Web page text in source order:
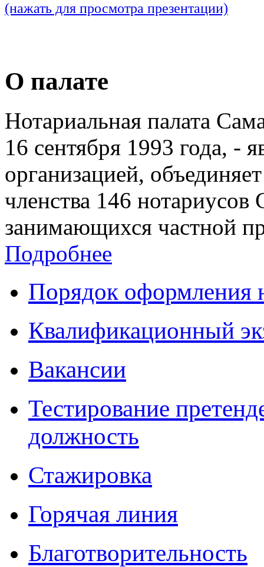
(нажать для просмотра презентации)
О палате
Нотариальная палата
16 сентября 1993 года, -
организацией,
членства 146 нотариусов
занимающихся частной
Подробнее
Порядок оформления
Квалификационный
Вакансии
Тестирование
должность
Стажировка
Горячая линия
Благотворительность